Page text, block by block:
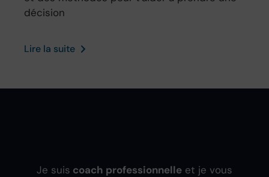
décision
Lire la suite
Je suis coach professionnelleet je vous